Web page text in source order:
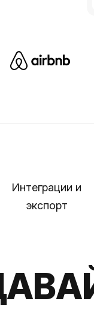
Интеграции и
экспорт